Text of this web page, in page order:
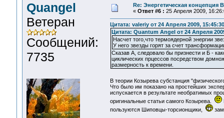
Quangel
Ветеран
Сообщений:
7735
Re: Энергетическая концепция
« Ответ #6 : 25 Апреля 2009,
Цитата: valeriy от 24 Апреля 2009, 15:45:30
Цитата: Quantum Angel от 24 Апреля
Насчет того,что термоядерной энергии
У него звезды горят за счет
Сказав А, следовало бы признести и Б -
циклических прцессов посредством
размерность к времени.
В теории Козырева субстанция
Что было им показано на простейших
испускается в результате необратимых
оригинальные статьи самого Козырева.
пользуются Шиповцы-торсионщики,